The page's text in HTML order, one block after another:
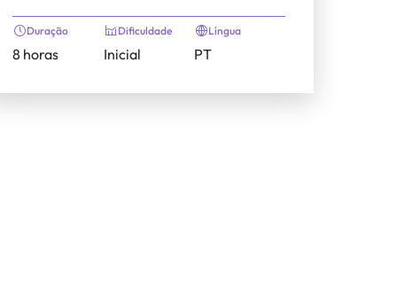
Duração
8 horas
Dificuldade
Inicial
Língua
PT